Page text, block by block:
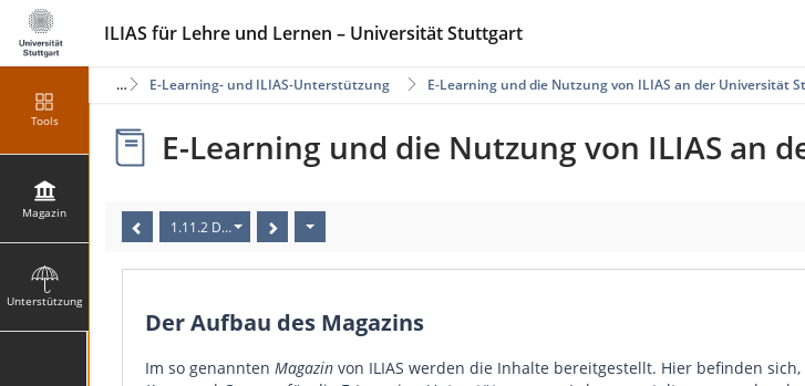
ILIAS für Lehre und Lernen – Universität Stuttgart
Tools
Magazin
Unterstützung
E-Learning und die Nutzung von ILIAS an der Universität
E-Learning- und ILIAS-Unterstützung
E-Learning und die Nutzung von ILIAS an
1.11.2 Der Aufbau des Magazins
Der Aufbau des Magazins
Im so genannten Magazin von ILIAS werden die Inhalte bereitgestellt. Hier befinden